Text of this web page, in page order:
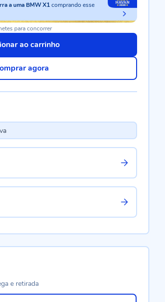
a uma BMW X1comprando esse
para concorrer
ao carrinho
agora
e retirada